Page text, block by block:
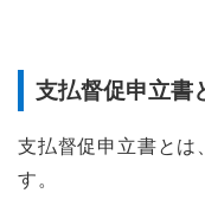
支払督促申立書
支払督促申立書とは
す。